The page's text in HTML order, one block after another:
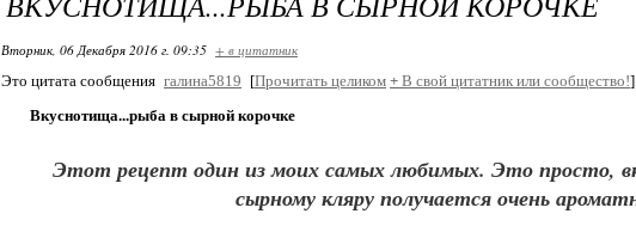
Вторник, 06 Декабря 2016 г. 09:35 + в цитатник
Это цитата сообщения галина5819 [Прочитать целиком + В свой цитатник или сообщество!]
Вкуснотища...рыба в сырной корочке
Этот рецепт один из моих самых любимых. Это просто,
сырному кляру получается очень